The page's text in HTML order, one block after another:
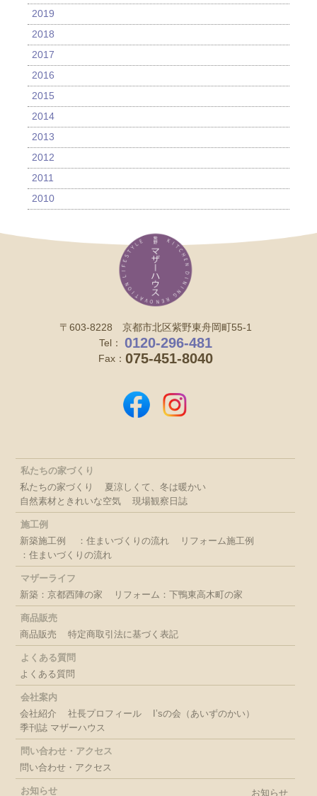
2019
2018
2017
2016
2015
2014
2013
2012
2011
2010
〒603-8228 京都市北区紫野東舟岡町55-1
Tel：
0120-296-481
Fax： 075-451-8040
私たちの家づくり
私たちの家づくり
夏涼しくて、冬は暖かい
自然素材ときれいな空気
現場観察日誌
施工例
新築施工例
：住まいづくりの流れ
リフォーム施工例
：住まいづくりの流れ
マザーライフ
新築：京都西陣の家
リフォーム：下鴨東高木町の家
商品販売
商品販売
特定商取引法に基づく表記
よくある質問
よくある質問
会社案内
会社紹介
社長プロフィール
I’sの会（あいずのかい）
季刊誌 マザーハウス
問い合わせ・アクセス
問い合わせ・アクセス
お知らせ お知らせ